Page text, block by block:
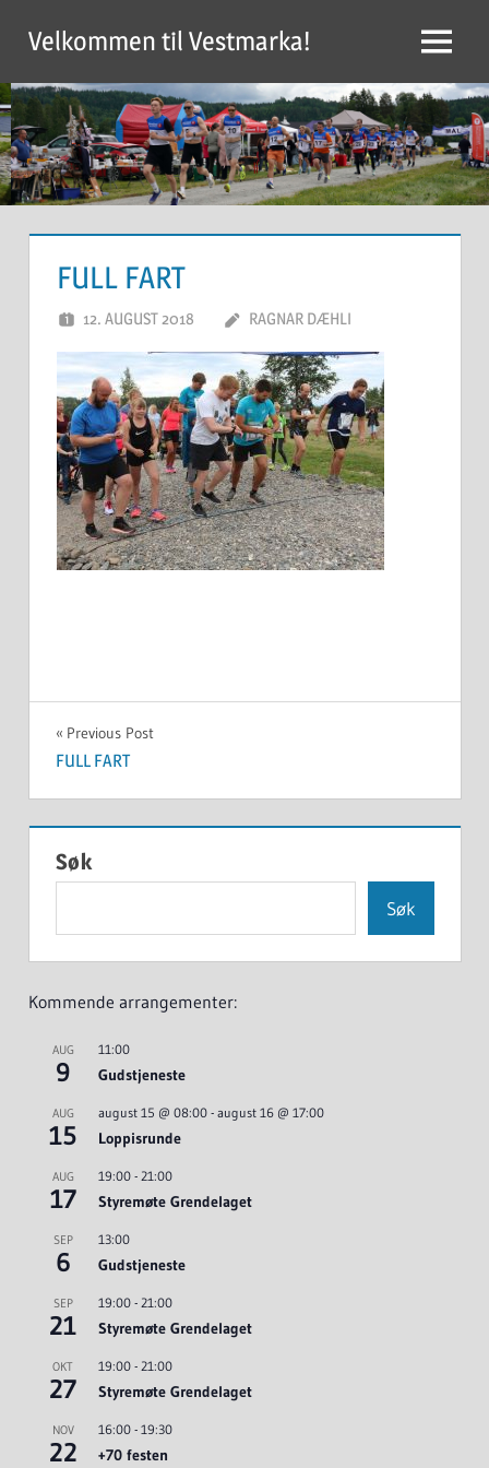
content
Velkommen til Vestmarka! Menu
FULL FART
12. AUGUST 2018 RAGNAR DÆHLI
Innleggsnavigasjon
Previous Post
FULL FART
Søk
Søk
Kommende arrangementer:
AUG
9
11:00
Gudstjeneste
AUG
15
august 15 @ 08:00- august 16 @ 17:00
Loppisrunde
AUG
17
19:00- 21:00
Styremøte Grendelaget
SEP
6
13:00
Gudstjeneste
SEP
21
19:00- 21:00
Styremøte Grendelaget
OKT
27
19:00- 21:00
Styremøte Grendelaget
NOV
22
16:00- 19:30
+70 festen